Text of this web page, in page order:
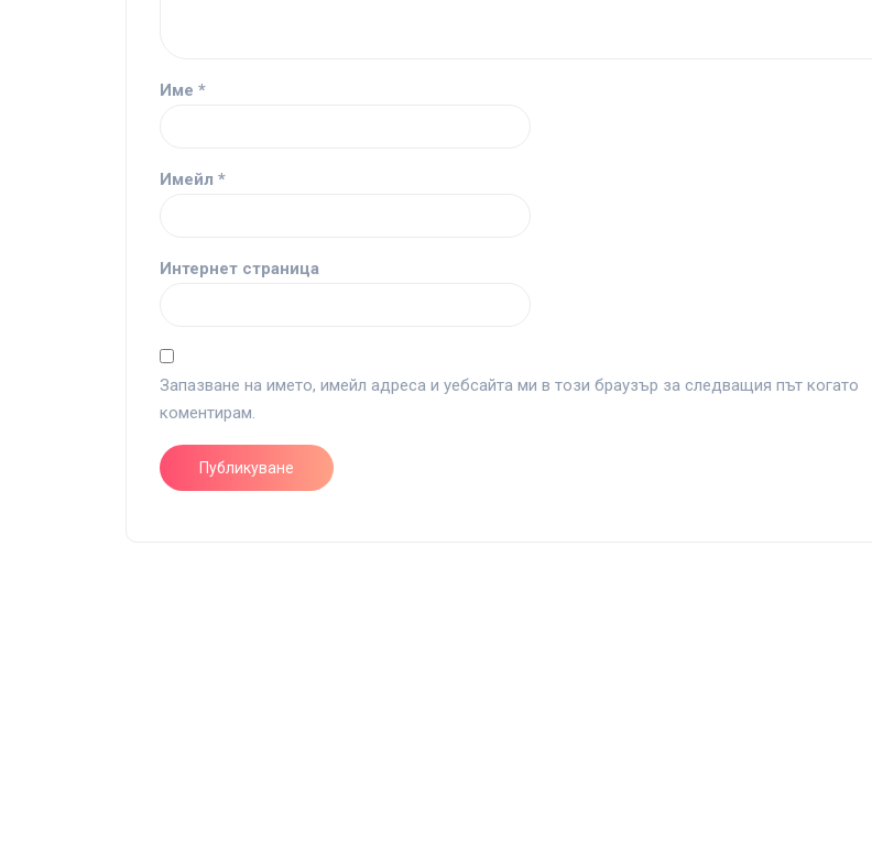
Име *
Имейл *
Интернет страница
Запазване на името, имейл адреса и уебсайта ми в този браузър за следващия път когато
коментирам.